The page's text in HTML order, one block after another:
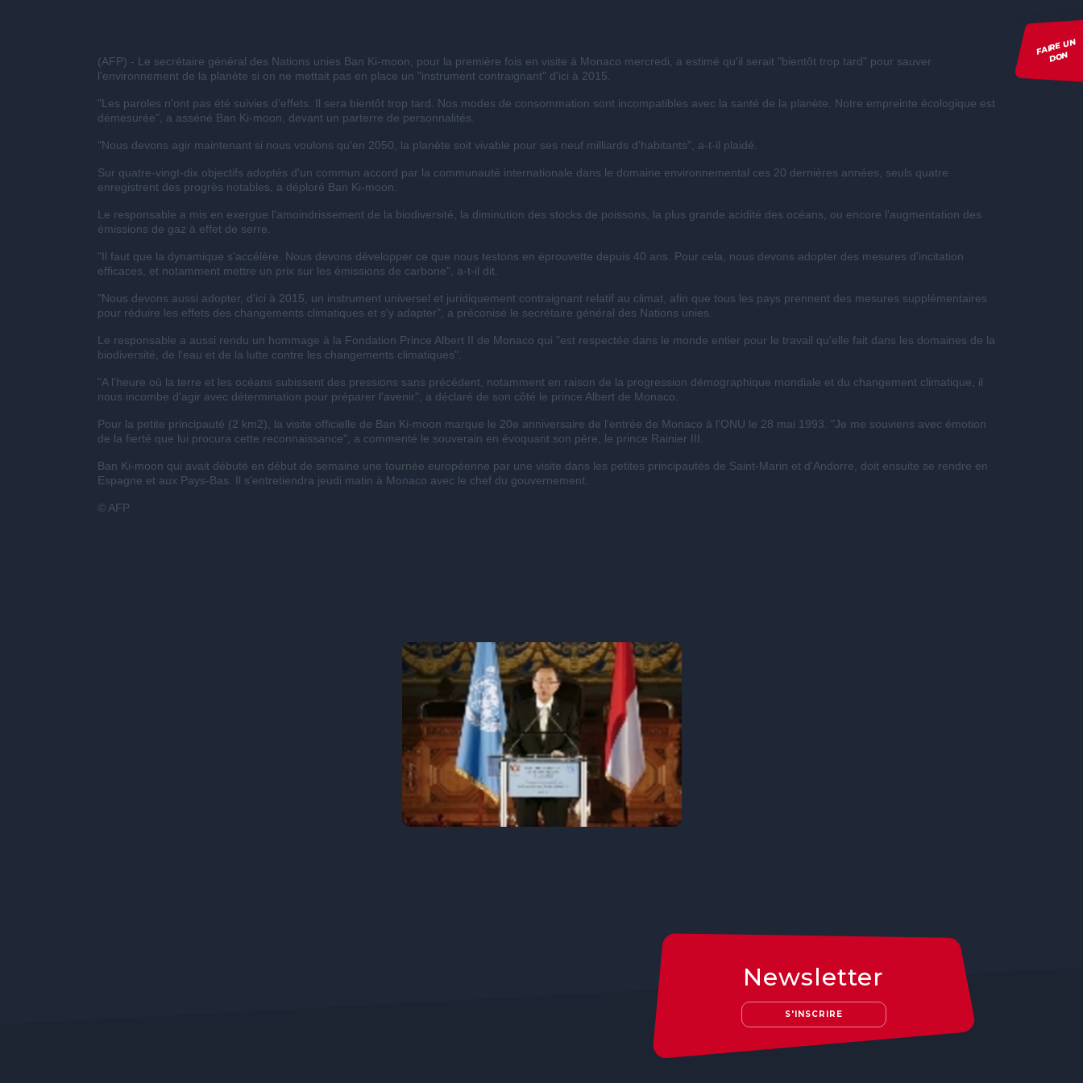
FAIRE UN
DON
(AFP) - Le secrétaire général des Nations unies Ban Ki-moon , pour la première fois en visite à Monaco mercredi , a estimé qu'il serait"bientôttrop tard" pour sauver
l'environnementde la planète si on ne mettaitpas en place un "instrument contraignant" d'ici à 2015.
"Les paroles n'ontpas été suivies d'effets . Il sera bientôttrop tard . Nos modes de consommation sontincompatibles avec la santé de la planète . Notre empreinte écologique est
démesurée", a asséné Ban Ki-moon devantun parterre de personnalités
"Nous devons agir maintenant si nous voulons qu'en 2050, la planète soit vivable pour ses neufmilliards d'habitants", a-t-il plaidé
Sur quatre-vingt-dix objectifs adoptés d'un commun accord par la communauté internationale dans le domaine environnemental ces 20 dernières années, seuls quatre
enregistrent des progrès notables, a déploré Ban Ki-moon.
Le responsable a mis en exergue l'amoindrissement de la biodiversité, la diminution des stocks de poissons, la plus grande acidité des océans, ou encore l'augmentation des
émissions de gaz à effet de serre.
"Il faut que la dynamique s'accélère. Nous devons développer ce que nous testons en éprouvette depuis 40 ans. Pour cela, nous devons adopter des mesures d'incitation
efficaces, et notamment mettre un prix sur les émissions de carbone", a-t-il dit.
"Nous devons aussi adopter, d'ici à 2015, un instrument universel et juridiquement contraignant relatif au climat, afin que tous les pays prennent des mesures supplémentaires
pour réduire les effets des changements climatiques et s'y adapter", a préconisé le secrétaire général des Nations unies.
Le responsable a aussi rendu un hommage à la Fondation Prince Albert II de Monaco qui "est respectée dans le monde entier pour le travail qu'elle fait dans les domaines de la
biodiversité, de l'eau et de la lutte contre les changements climatiques".
"A l'heure où la terre et les océans subissent des pressions sans précédent, notamment en raison de la progression démographique mondiale et du changement climatique, il
nous incombe d'agir avec détermination pour préparer l'avenir", a déclaré de son côté le prince Albert de Monaco.
Pour la petite principauté (2 km2), la visite officielle de Ban Ki-moon marque le 20e anniversaire de l'entrée de Monaco à l'ONU le 28 mai 1993. "Je me souviens avec émotion
de la fierté que lui procura cette reconnaissance", a commenté le souverain en évoquant son père, le prince Rainier III.
Ban Ki-moon qui avait débuté en début de semaine une tournée européenne par une visite dans les petites principautés de Saint-Marin et d'Andorre, doit ensuite se rendre en
Espagne et aux Pays-Bas. Il s'entretiendra jeudi matin à Monaco avec le chef du gouvernement.
© AFP
Newsletter
S'INSCRIRE